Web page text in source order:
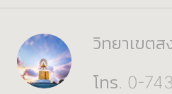
วิทยาเขตส
โทร. 0-